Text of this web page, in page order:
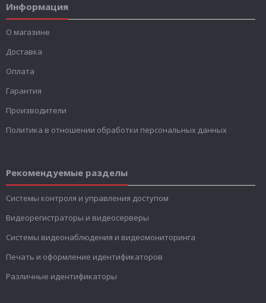
Информация
О магазине
Доставка
Оплата
Гарантия
Производители
Политика в отношении обработки персональных данных
Рекомендуемые разделы
Системы контроля и управления доступом
Видеорегистраторы и видеосерверы
Системы видеонаблюдения и видеомониторинга
Печать и оформление идентификаторов
Различные идентификаторы